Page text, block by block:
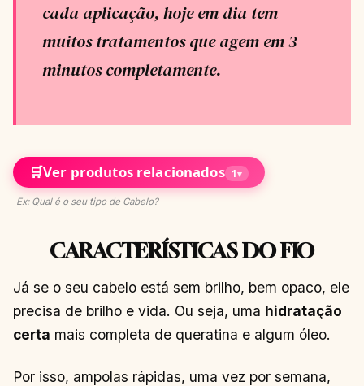
cada aplicação, hoje em dia tem
muitos tratamentos que agem em 3
minutos completamente.
🛒Ver produtos relacionados 1▾
Ex: Qual é o seu tipo de Cabelo?
CARACTERÍSTICAS DO FIO
Já se o seu cabelo está sem brilho, bem opaco, ele
precisa de brilho e vida. Ou seja, uma hidratação
certa mais completa de queratina e algum óleo.
Por isso, ampolas rápidas, uma vez por semana,